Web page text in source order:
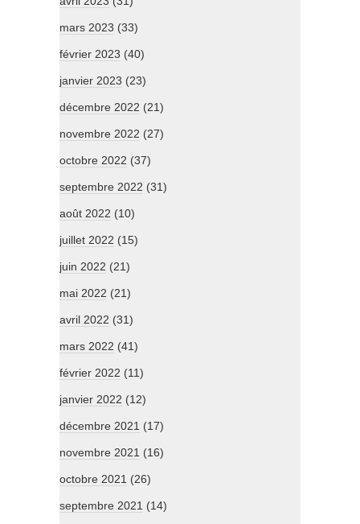
mars 2023 (33)
février 2023 (40)
janvier 2023 (23)
décembre 2022 (21)
novembre 2022 (27)
octobre 2022 (37)
septembre 2022 (31)
août 2022 (10)
juillet 2022 (15)
juin 2022 (21)
mai 2022 (21)
avril 2022 (31)
mars 2022 (41)
février 2022 (11)
janvier 2022 (12)
décembre 2021 (17)
novembre 2021 (16)
octobre 2021 (26)
septembre 2021 (14)